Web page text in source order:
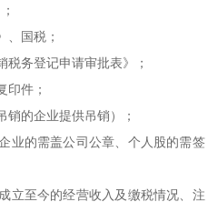
、国税；
税务登记申请审批表》；
印件；
销的企业提供吊销）；
业的需盖公司公章、个人股的需签
立至今的经营收入及缴税情况、注